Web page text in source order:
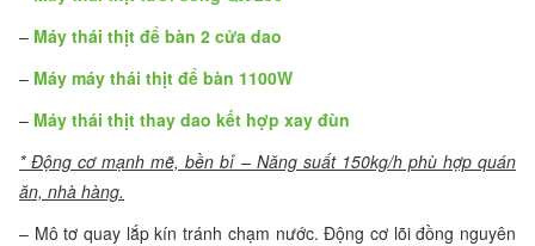
– Máy thái thịt để bàn 2 cửa dao
– Máy máy thái thịt để bàn 1100W
– Máy thái thịt thay dao kết hợp xay đùn
* Động cơ mạnh mẽ, bền bỉ – Năng suất 150kg/h phù hợp quán
ăn, nhà hàng.
– Mô tơ quay lắp kín tránh chạm nước. Động cơ lõi đồng nguyên